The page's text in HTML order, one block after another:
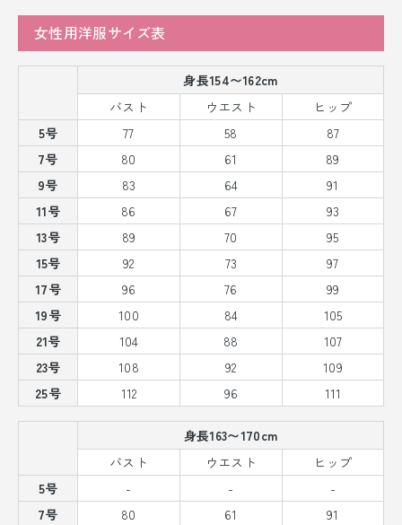
女性用洋服サイズ表
身長154〜162cm
バスト
ウエスト
ヒップ
5号
77 58
87
7号
80 61
89
9号
83 64
91
11号
86 67
93
13号
89 70
95
15号
92 73
97
17号
96 76
99
19号
100 84
105
21号
104 88
107
23号
108 92
109
25号
112 96 111
身長163〜170cm
バスト
ウエスト
ヒップ
5号
- -
-
7号
80 61
91